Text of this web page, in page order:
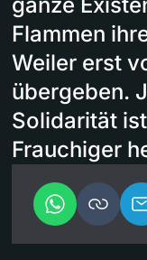
Flammen
Weiler erst
übergeben.
Solidarität
Frauchiger